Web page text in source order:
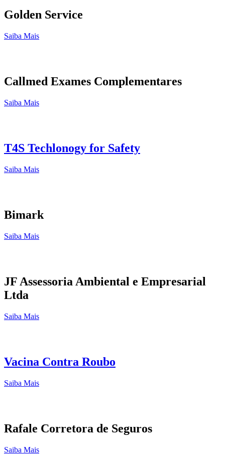
Golden Service
Saiba Mais
Callmed Exames Complementares
Saiba Mais
T4S Techlonogy for Safety
Saiba Mais
Bimark
Saiba Mais
JF Assessoria Ambiental e Empresarial
Ltda
Saiba Mais
Vacina Contra Roubo
Saiba Mais
Rafale Corretora de Seguros
Saiba Mais